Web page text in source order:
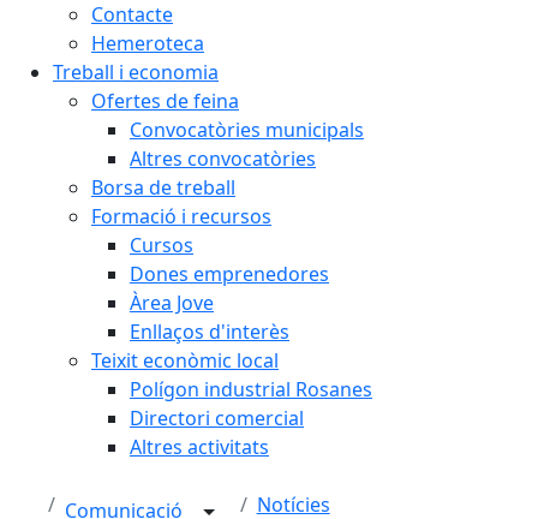
Contacte
Hemeroteca
Treball i economia
Ofertes de feina
Convocatòries municipals
Altres convocatòries
Borsa de treball
Formació i recursos
Cursos
Dones emprenedores
Àrea Jove
Enllaços d'interès
Teixit econòmic local
Polígon industrial Rosanes
Directori comercial
Altres activitats
Comunicació Notícies